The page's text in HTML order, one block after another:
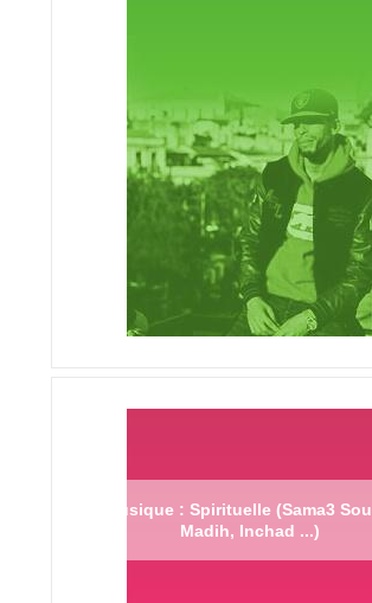
Musique : Spirituelle (Sama3
Madih, Inchad ...)